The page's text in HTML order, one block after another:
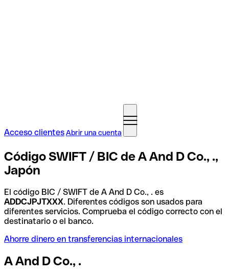
Acceso clientesAbrir una cuenta
Código SWIFT / BIC de A And D Co., .,
Japón
El código BIC / SWIFT de A And D Co., . es
ADDCJPJTXXX. Diferentes códigos son usados para
diferentes servicios. Comprueba el código correcto con el
destinatario o el banco.
Ahorre dinero en transferencias internacionales
A And D Co., .